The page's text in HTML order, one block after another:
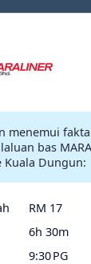
menemui fakta
bas MARA
Kuala Dungun:
RM 17
6h 30m
9:30 PG